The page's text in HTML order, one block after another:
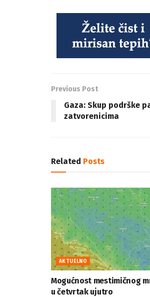
Previous Post
Gaza: Skup podrške
zatvorenicima
Related Posts
AKTUELNO
Mogućnost mestimičnog
u četvrtak ujutro